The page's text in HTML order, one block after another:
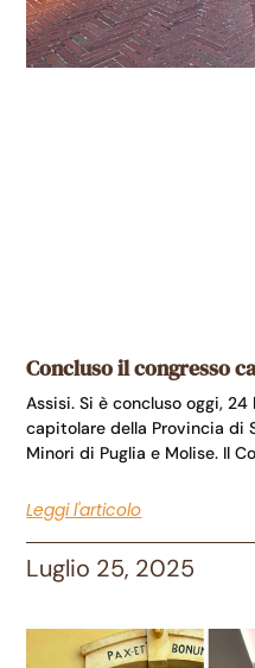
Concluso il congresso
Assisi. Si è concluso oggi,
capitolare della Provincia di
Minori di Puglia e Molise. Il
Leggi l'articolo
Luglio 25, 2025